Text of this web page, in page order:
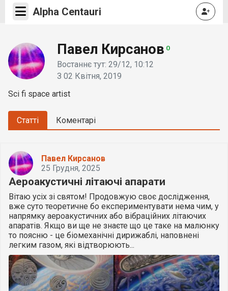
Alpha Centauri
Павел Кирсанов 0
Востаннє тут: 29/12, 10:12
З 02 Квітня, 2019
Sci fi space artist
Статті Коментарі
Павел Кирсанов
25 Грудня, 2025
Аероакустичні літаючі апарати
Вітаю усіх зі святом! Продовжую своє дослідження,
вже суто теоретичне бо експериментувати нема чим, у
напрямку аероакустичних або вібраційних літаючих
апаратів. Якщо ви ще не знаєте що це таке на малюнку
то поясню - це біомеханічні дирижаблі, наповнені
легким газом, які відтворюють...